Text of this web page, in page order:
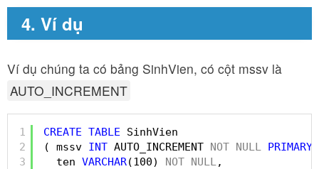
4. Ví dụ
Ví dụ chúng ta có bảng SinhVien, có cột mssv là
AUTO_INCREMENT
1
2
3
CREATE TABLE
SinhVien
( mssv INT AUTO_INCREMENT NOT NULL PRIMARY
ten VARCHAR(100) NOT NULL,